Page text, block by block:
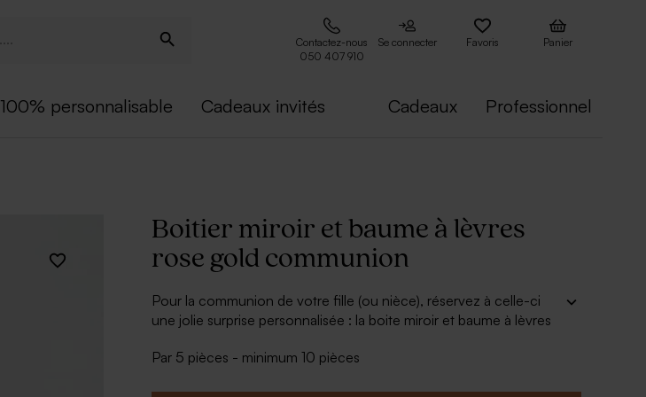
Contactez-nous
050 407 910
Se connecter Favoris Panier
100% personnalisable Cadeaux invités Cadeaux Professionnel
Boitier miroir et baume à lèvres
rose gold communion
Pour la communion de votre fille (ou nièce), réservez à celle-ci
une jolie surprise personnalisée : la boite miroir et baume à lèvres
invité communion à ses copines, ainsi qu’à sa marraine, ses tantes,
Par 5 pièces - minimum 10 pièces